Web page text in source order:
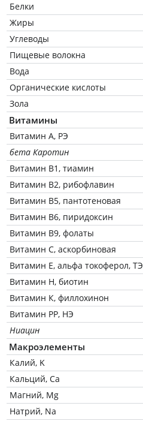
Белки
Жиры
Углеводы
Пищевые волокна
Вода
Органические кислоты
Зола
Витамины
Витамин А, РЭ
бета Каротин
Витамин В1, тиамин
Витамин В2, рибофлавин
Витамин В5, пантотеновая
Витамин В6, пиридоксин
Витамин В9, фолаты
Витамин C, аскорбиновая
Витамин Е, альфа токоферол, ТЭ
Витамин Н, биотин
Витамин К, филлохинон
Витамин РР, НЭ
Ниацин
Макроэлементы
Калий, K
Кальций, Ca
Магний, Mg
Натрий, Na